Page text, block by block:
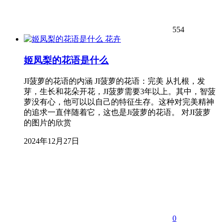
554
花卉
姬凤梨的花语是什么
JI菠萝的花语的内涵 JI菠萝的花语：完美 从扎根，发
芽，生长和花朵开花，JI菠萝需要3年以上。其中，智菠
萝没有心，他可以以自己的特征生存。这种对完美精神
的追求一直伴随着它，这也是Ji菠萝的花语。 对JI菠萝
的图片的欣赏
2024年12月27日
0